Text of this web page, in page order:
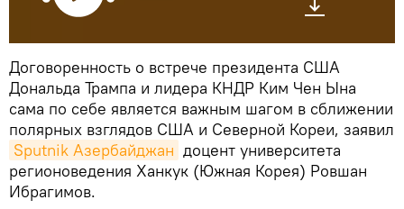
Договоренность о встрече президента США
Дональда Трампа и лидера КНДР Ким Чен Ына
сама по себе является важным шагом в сближении
полярных взглядов США и Северной Кореи, заявил
Sputnik Азербайджан доцент университета
регионоведения Ханкук (Южная Корея) Ровшан
Ибрагимов.